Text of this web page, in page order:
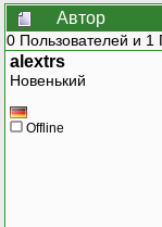
Автор
0 Пользователей и 1
alextrs
Новенький
Offline